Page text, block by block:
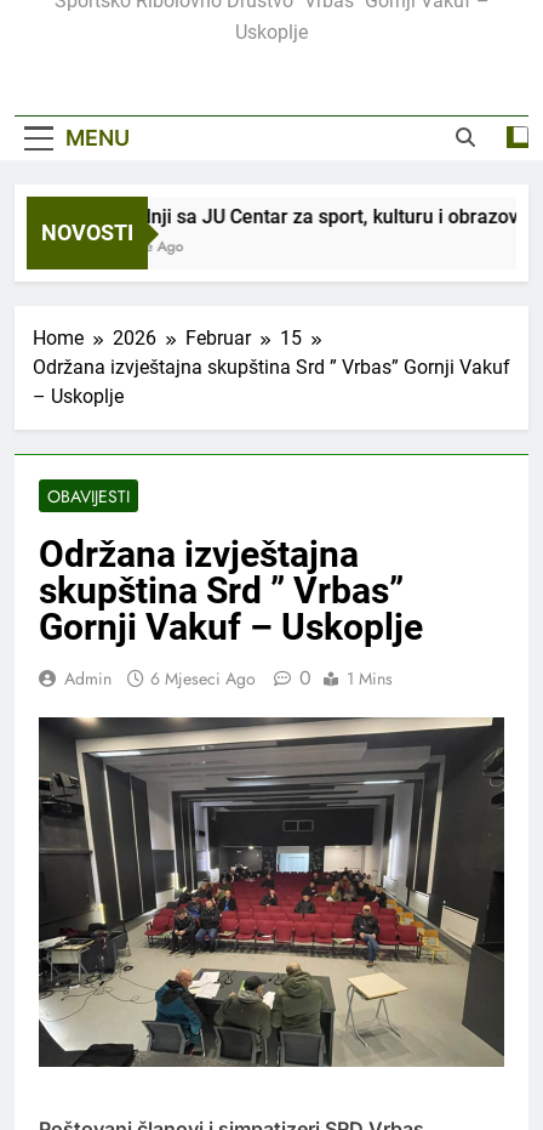
Uskoplje
MENU
NOVOSTI
U saradnji sa JU Centar za sport, kulturu i
3 Sedmice Ago
Home 2026 Februar
15
Održana izvještajna skupština Srd ” Vrbas” Gornji Vakuf
– Uskoplje
OBAVIJESTI
Održana izvještajna
skupština Srd ” Vrbas”
Gornji Vakuf – Uskoplje
Admin 6 Mjeseci Ago 0 1 Mins